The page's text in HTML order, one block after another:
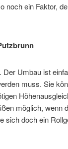
noch ein Faktor,
Umbau ist
muss. Sie
möglich, wenn
sich doch ein